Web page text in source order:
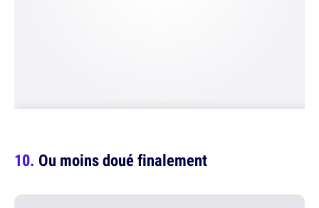
Ou moins doué finalement